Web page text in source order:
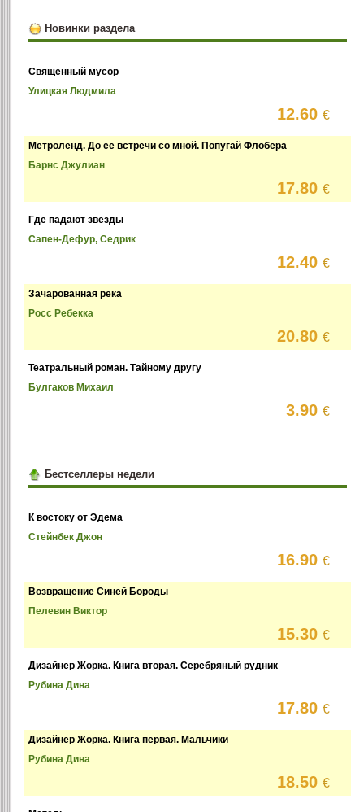
Новинки раздела
Священный мусор
Улицкая Людмила
12.60€
Метроленд. До ее встречи со мной. Попугай Флобера
Барнс Джулиан
17.80€
Где падают звезды
Сапен-Дефур, Седрик
12.40€
Зачарованная река
Росс Ребекка
20.80€
Театральный роман. Тайному другу
Булгаков Михаил
3.90€
Бестселлеры недели
К востоку от Эдема
Стейнбек Джон
16.90€
Возвращение Синей Бороды
Пелевин Виктор
15.30€
Дизайнер Жорка. Книга вторая. Серебряный рудник
Рубина Дина
17.80€
Дизайнер Жорка. Книга первая. Мальчики
Рубина Дина
18.50€